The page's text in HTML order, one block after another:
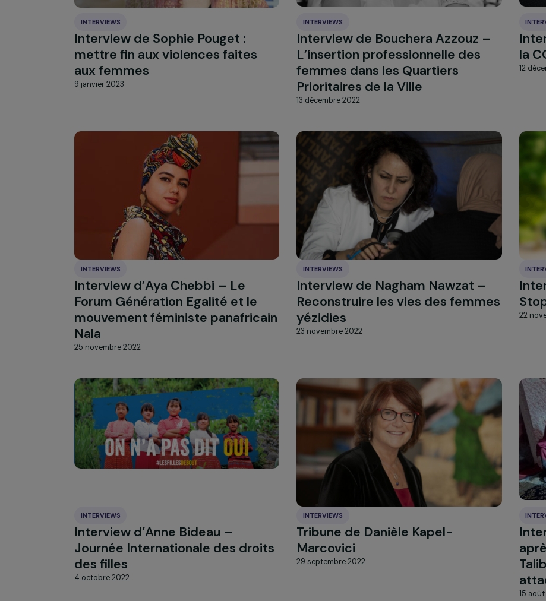
Interview de Sophie Pouget :
mettre fin aux violences faites
aux femmes
Interview de Bouchera Azzouz –
L’insertion professionnelle des
femmes dans les Quartiers
Prioritaires de la Ville
13 décembre 2022
INTERVIEWS
Interview d’Aya Chebbi – Le
Forum Génération Egalité et le
mouvement féministe panafricain
Nala
INTERVIEWS
Interview de Nagham Nawzat –
Reconstruire les vies des
yézidies
23 novembre 2022